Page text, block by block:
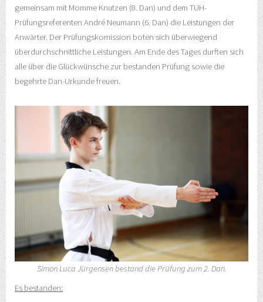
gemeinsam mit Momme Knutzen (8. Dan) und dem TUH-
Prüfungsreferenten André Neumann (6. Dan) die Leistungen der
Anwärter. Der Prüfungskomission boten sich überwiegend
überdurchschnittliche Leistungen. Am Ende des Tages durften sich
alle über die Glückwünsche zur bestanden Prüfung sowie die
begehrte Dan-Urkunde freuen.
Simon Luca Jürgensen bestand die Prüfung zum 2. Dan.
Es bestanden: